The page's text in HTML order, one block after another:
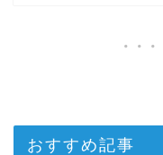
おすすめ記事